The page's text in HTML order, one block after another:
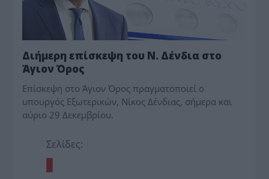
Διήμερη επίσκεψη του Ν. Δένδια στο
Άγιον Όρος
Επίσκεψη στο Άγιον Όρος πραγματοποιεί ο
υπουργός Εξωτερικών, Νίκος Δένδιας, σήμερα και
αύριο 29 Δεκεμβρίου.
Σελίδες:
1